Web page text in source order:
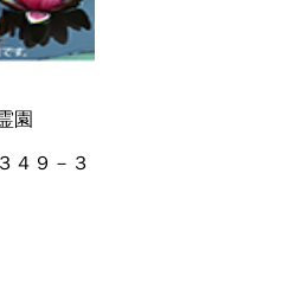
園
４９－３